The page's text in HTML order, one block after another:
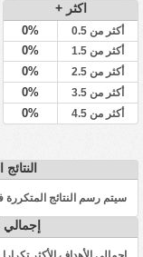
اكثر +
أكثر من 0.5 0%
أكثر من 1.5 0%
أكثر من 2.5 0%
أكثر من 3.5 0%
أكثر من 4.5 0%
سيتم رسم النتائج
إجمالي